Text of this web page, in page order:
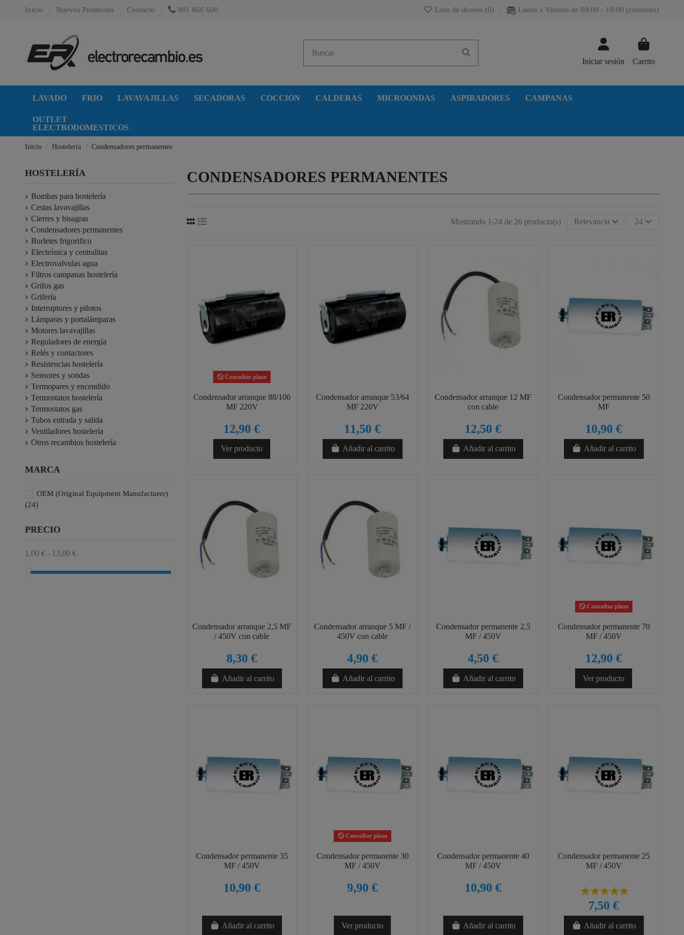
Inicio Nuevos Productos Contacto 981 866 600 Lista de deseos (0) Lunes a Viernes de 09:00 - 18:00 (continuo)
Iniciar sesión Carrito
LAVADO FRIO LAVAVAJILLAS SECADORAS COCCIÓN CALDERAS MICROONDAS ASPIRADORES CAMPANAS
OUTLET
ELECTRODOMESTICOS
Inicio Hostelería Condensadores permanentes
CONDENSADORES PERMANENTES
Mostrando 1-24 de 26 producto(s) Relevancia 24
Consultar plazo
Condensador arranque 88/106
MF 220V
12,90 €
Ver producto
Condensador arranque 53/64
MF 220V
11,50 €
Añadir al carrito
Condensador arranque 12 MF
con cable
12,50 €
Añadir al carrito
Condensador permanente 50
MF
10,90 €
Añadir al carrito
Condensador arranque 2,5 MF
/ 450V con cable
8,30 €
Añadir al carrito
Condensador arranque 5 MF /
450V con cable
4,90 €
Añadir al carrito
Condensador permanente 2,5
MF / 450V
4,50 €
Añadir al carrito
Consultar plazo
Condensador permanente 70
MF / 450V
12,90 €
Ver producto
Condensador permanente 35
MF / 450V
10,90 €
Añadir al carrito
Consultar plazo
Condensador permanente 30
MF / 450V
9,90 €
Ver producto
Condensador permanente 40
MF / 450V
10,90 €
Añadir al carrito
Condensador permanente 25
MF / 450V
7,50 €
Añadir al carrito
HOSTELERÍA
Bombas para hostelería
Cestas lavavajillas
Cierres y bisagras
Condensadores permanentes
Burletes frigorifico
Electrónica y centralitas
Electrovalvulas agua
Filtros campanas hostelería
Grifos gas
Grifería
Interruptores y pilotos
Lámparas y portalámparas
Motores lavavajillas
Reguladores de energía
Relés y contactores
Resistencias hostelería
Sensores y sondas
Termopares y encendido
Termostatos hostelería
Termostatos gas
Tubos entrada y salida
Ventiladores hostelería
Otros recambios hostelería
MARCA
OEM (Original Equipment Manufacturer)
(24)
PRECIO
1,00 € - 13,00 €